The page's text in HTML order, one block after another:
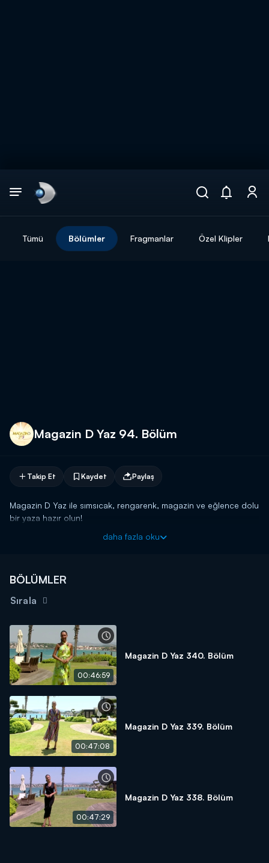
Tümü Bölümler Fragmanlar Özel Klipler
Magazin D Yaz 94. Bölüm
Takip Et Kaydet Paylaş
Magazin D Yaz ile sımsıcak, rengarenk, magazin ve eğlence dolu
bir yaza hazır olun!
daha fazla oku
BÖLÜMLER
Sırala
00:46:59
Magazin D Yaz 340. Bölüm
00:47:08
Magazin D Yaz 339. Bölüm
00:47:29
Magazin D Yaz 338. Bölüm